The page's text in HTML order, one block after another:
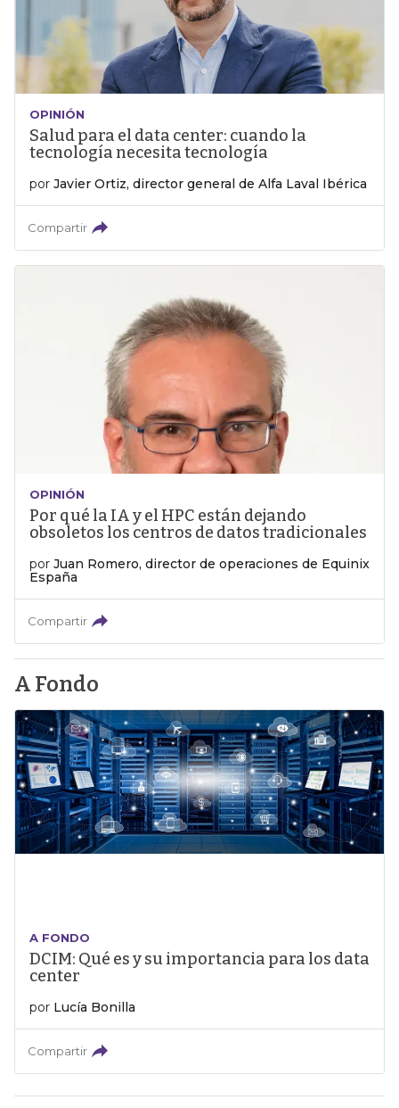
OPINIÓN
Salud para el data center: cuando la
tecnología necesita tecnología
por Javier Ortiz, director general de Alfa Laval Ibérica
Compartir
OPINIÓN
Por qué la IA y el HPC están dejando
obsoletos los centros de datos tradicionales
por Juan Romero, director de operaciones de Equinix
España
Compartir
A Fondo
A FONDO
DCIM: Qué es y su importancia para los data
center
por Lucía Bonilla
Compartir